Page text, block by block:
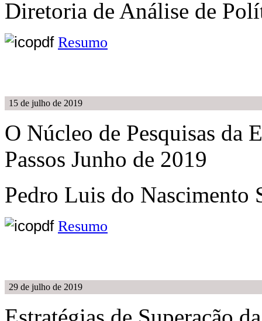
Diretoria de Análise de
Resumo
15 de julho de 2019
O Núcleo de Pesquisas da
Passos Junho de 2019
Pedro Luis do
Resumo
29 de julho de 2019